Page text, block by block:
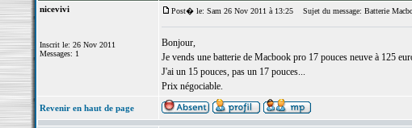
nicevivi
Inscrit le: 26 Nov 2011
Messages: 1
Post� le: Sam 26 Nov 2011 à 13:25 Sujet du message: Batterie
Bonjour,
Je vends une batterie de Macbook pro 17 pouces neuve à 125
J'ai un 15 pouces, pas un 17 pouces...
Prix négociable.
Revenir en haut de page